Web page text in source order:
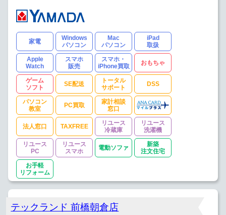
家電
Windows
パソコン
Mac
パソコン
iPad
取扱
Apple
Watch
スマホ
販売
スマホ・
iPhone買取
おもちゃ
ゲーム
ソフト
SE配送
トータル
サポート
DSS
パソコン
教室
PC買取
家計相談
窓口
法人窓口 TAXFREE
リユース
冷蔵庫
リユース
洗濯機
リユース
PC
リユース
スマホ
電動ソファ
新築
注文住宅
お手軽
リフォーム
テックランド 前橋朝倉店